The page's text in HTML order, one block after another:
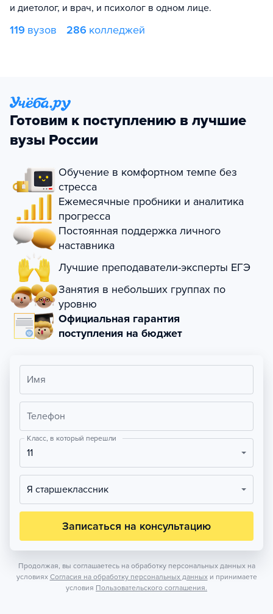
и диетолог, и врач, и психолог в одном лице.
119 вузов 286 колледжей
Готовим к поступлению в лучшие
вузы России
Обучение в комфортном темпе без
стресса
Ежемесячные пробники и аналитика
прогресса
Постоянная поддержка личного
наставника
Лучшие преподаватели-эксперты ЕГЭ
Занятия в небольших группах по
уровню
Официальная гарантия
поступления на бюджет
Имя
Телефон
Класс, в который перешли
11
Я старшеклассник
Записаться на консультацию
Продолжая, вы соглашаетесь на обработку персональных данных на
условиях Согласия на обработку персональных данных и принимаете
условия Пользовательского соглашения.